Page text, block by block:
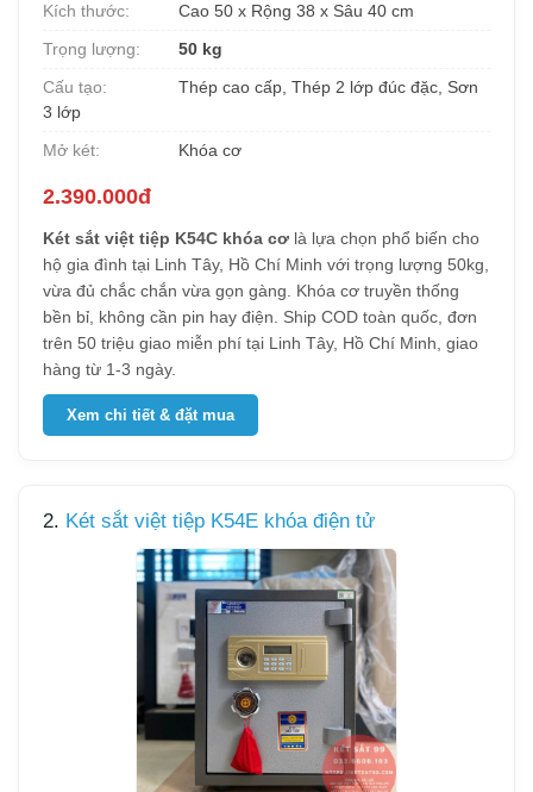
Kích thước:
Cao 50 x Rộng 38 x Sâu 40 cm
Trọng lượng:
50 kg
Cấu tạo:
Thép cao cấp, Thép 2 lớp đúc đặc, Sơn
3 lớp
Mở két:
Khóa cơ
2.390.000đ
Két sắt việt tiệp K54C khóa cơ là lựa chọn phổ biến cho
hộ gia đình tại Linh Tây, Hồ Chí Minh với trọng lượng 50kg,
vừa đủ chắc chắn vừa gọn gàng. Khóa cơ truyền thống
bền bỉ, không cần pin hay điện. Ship COD toàn quốc, đơn
trên 50 triệu giao miễn phí tại Linh Tây, Hồ Chí Minh, giao
hàng từ 1-3 ngày.
Xem chi tiết & đặt mua
2. Két sắt việt tiệp K54E khóa điện tử